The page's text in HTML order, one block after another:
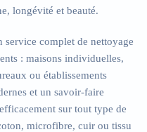
longévité et beauté.
complet de nettoyage
: maisons individuelles,
ou établissements
et un savoir-faire
sur tout type de
microfibre, cuir ou tissu